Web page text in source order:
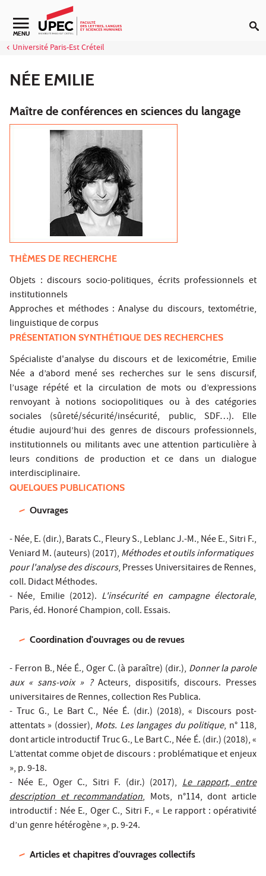
Aller au contenu
Navigation secondaire
MENU
Université Paris-Est Créteil
NÉE EMILIE
Maître de conférences en sciences du langage
THÈMES DE RECHERCHE
Objets : discours socio-politiques, écrits professionnels et
institutionnels
Approches et méthodes : Analyse du discours, textométrie,
linguistique de corpus
PRÉSENTATION SYNTHÉTIQUE DES RECHERCHES
Spécialiste d'analyse du discours et de lexicométrie, Emilie
Née a d’abord mené ses recherches sur le sens discursif,
l’usage répété et la circulation de mots ou d’expressions
renvoyant à notions sociopolitiques ou à des catégories
sociales (sûreté/sécurité/insécurité, public, SDF…). Elle
étudie aujourd’hui des genres de discours professionnels,
institutionnels ou militants avec une attention particulière à
leurs conditions de production et ce dans un dialogue
interdisciplinaire.
QUELQUES PUBLICATIONS
Ouvrages
- Née, E. (dir.), Barats C., Fleury S., Leblanc J.-M., Née E., Sitri F.,
Veniard M. (auteurs) (2017), Méthodes et outils informatiques
pour l'analyse des discours, Presses Universitaires de Rennes,
coll. Didact Méthodes.
- Née, Emilie (2012). L'insécurité en campagne électorale,
Paris, éd. Honoré Champion, coll. Essais.
Coordination d'ouvrages ou de revues
- Ferron B., Née É., Oger C. (à paraître) (dir.), Donner la parole
aux « sans-voix » ?Acteurs, dispositifs, discours. Presses
universitaires de Rennes, collection Res Publica.
- Truc G., Le Bart C., Née É. (dir.) (2018), « Discours post-
attentats » (dossier), Mots. Les langages du politique, n° 118,
dont article introductif Truc G., Le Bart C., Née É. (dir.) (2018), «
L’attentat comme objet de discours : problématique et enjeux
», p. 9-18.
- Née E., Oger C., Sitri F. (dir.) (2017), Le rapport, entre
description et recommandation, Mots, n°114, dont article
introductif : Née E., Oger C., Sitri F., « Le rapport : opérativité
d’un genre hétérogène », p. 9-24.
Articles et chapitres d’ouvrages collectifs